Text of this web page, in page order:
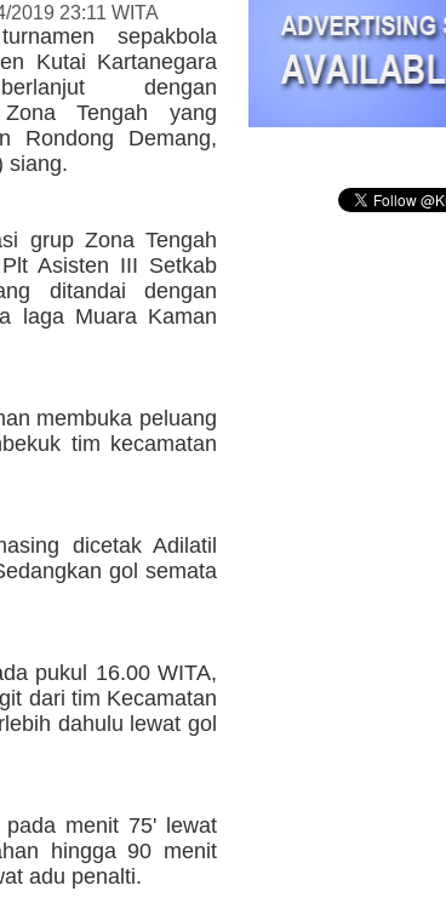
2019 23:11 WITA
sepakbola
Kutai Kartanegara
dengan
Tengah yang
Rondong Demang,
siang.
grup Zona Tengah
Asisten III Setkab
ditandai dengan
laga Muara Kaman
membuka peluang
tim kecamatan
dicetak Adilatil
gol semata
pukul 16.00 WITA,
dari tim Kecamatan
dahulu lewat gol
pada menit 75' lewat
hingga 90 menit
adu penalti.